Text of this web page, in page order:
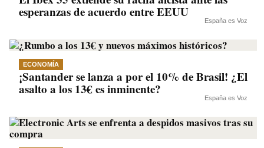
esperanzas de acuerdo entre EEUU
España es Voz
ECONOMÍA
¡Santander se lanza a por el 10% de Brasil! ¿El
asalto a los 13€ es inminente?
España es Voz